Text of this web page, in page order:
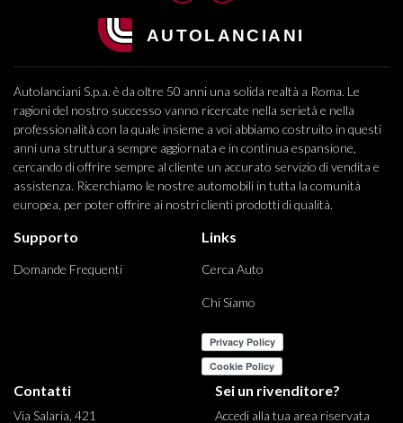
Autolanciani S.p.a. è da oltre 50 anni una solida realtà a Roma. Le
ragioni del nostro successo vanno ricercate nella serietà e nella
professionalità con la quale insieme a voi abbiamo costruito in questi
anni una struttura sempre aggiornata e in continua espansione,
cercando di offrire sempre al cliente un accurato servizio di vendita e
assistenza. Ricerchiamo le nostre automobili in tutta la comunità
europea, per poter offrire ai nostri clienti prodotti di qualità.
Supporto
Domande Frequenti
Links
Cerca Auto
Chi Siamo
Contatti
Via Salaria, 421
Sei un rivenditore?
Accedi alla tua area riservata